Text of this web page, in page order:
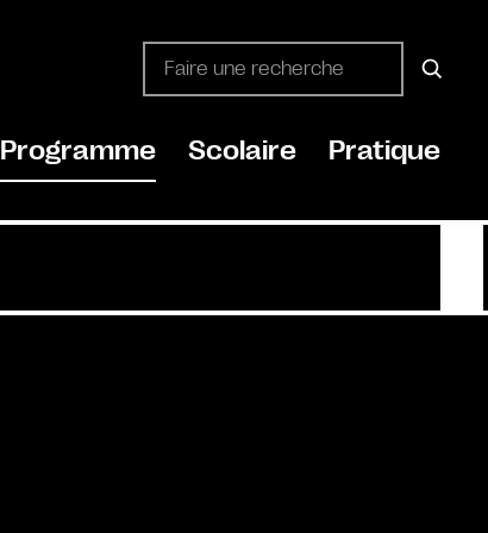
Programme Scolaire Pratique